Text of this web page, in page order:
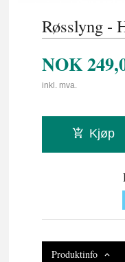
Røsslyng -
NOK
inkl. mva.
Kjøp
Produktinfo